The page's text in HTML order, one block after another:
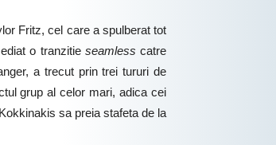
Fritz, cel care a spulberat tot
o tranzitie seamlesscatre
a trecut prin trei tururi de
grup al celor mari, adica cei
sa preia stafeta de la